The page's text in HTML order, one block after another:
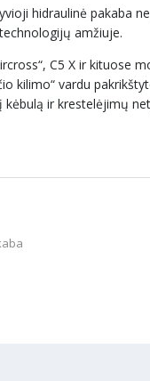
hidraulinė pakaba
amžiuje.
C5 X ir kituose
kilimo“ vardu
ir krestelėjimų